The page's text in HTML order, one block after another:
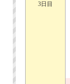
3日目